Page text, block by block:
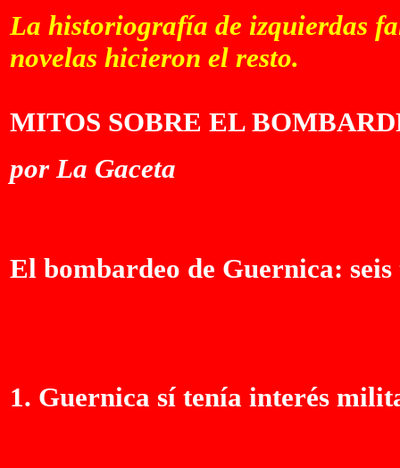
La historiografía de izquierdas
novelas hicieron el resto.
MITOS SOBRE EL
por La Gaceta
El bombardeo de Guernica: seis
1. Guernica sí tenía interés